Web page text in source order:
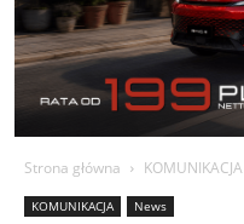
Strona główna KOMUNIKACJA
KOMUNIKACJA News